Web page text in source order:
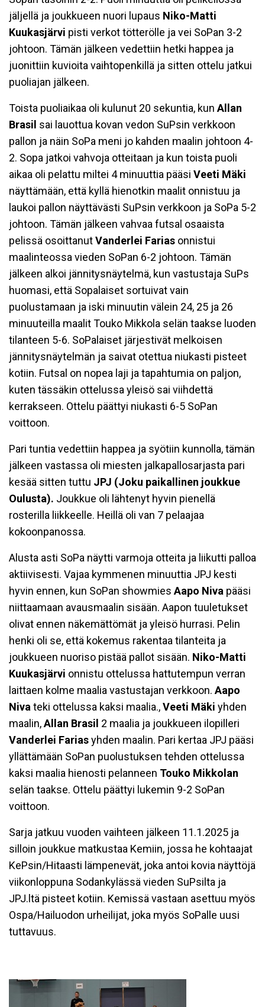
jäljellä ja joukkueen nuori lupaus Niko-Matti
Kuukasjärvi pisti verkot tötterölle ja vei SoPan 3-2
johtoon. Tämän jälkeen vedettiin hetki happea ja
juonittiin kuvioita vaihtopenkillä ja sitten ottelu jatkui
puoliajan jälkeen.
Toista puoliaikaa oli kulunut 20 sekuntia, kunAllan
Brasil sai lauottua kovan vedon SuPsin verkkoon
pallon ja näin SoPa meni jo kahden maalin johtoon 4-
2. Sopa jatkoi vahvoja otteitaan ja kun toista puoli
aikaa oli pelattu miltei 4 minuuttia pääsi Veeti Mäki
näyttämään, että kyllä hienotkin maalit onnistuu ja
laukoi pallon näyttävästi SuPsin verkkoon ja SoPa 5-2
johtoon. Tämän jälkeen vahvaa futsal osaaista
pelissä osoittanutVanderlei Farias onnistui
maalinteossa vieden SoPan 6-2 johtoon. Tämän
jälkeen alkoi jännitysnäytelmä, kun vastustaja SuPs
huomasi, että Sopalaiset sortuivat vain
puolustamaan ja iski minuutin välein 24, 25 ja 26
minuuteilla maalit Touko Mikkola selän taakse luoden
tilanteen 5-6. SoPalaiset järjestivät melkoisen
jännitysnäytelmän ja saivat otettua niukasti pisteet
kotiin. Futsal on nopea laji ja tapahtumia on paljon,
kuten tässäkin ottelussa yleisö sai viihdettä
kerrakseen. Ottelu päättyi niukasti 6-5 SoPan
voittoon.
Pari tuntia vedettiin happea ja syötiin kunnolla, tämän
jälkeen vastassa oli miesten jalkapallosarjasta pari
kesää sitten tuttu JPJ (Joku paikallinen joukkue
Oulusta). Joukkue oli lähtenyt hyvin pienellä
rosterilla liikkeelle. Heillä oli van 7 pelaajaa
kokoonpanossa.
Alusta asti SoPa näytti varmoja otteita ja liikutti palloa
aktiivisesti. Vajaa kymmenen minuuttia JPJ kesti
hyvin ennen, kun SoPan showmiesAapo Niva pääsi
niittaamaan avausmaalin sisään. Aapon tuuletukset
olivat ennen näkemättömät ja yleisö hurrasi. Pelin
henki oli se, että kokemus rakentaa tilanteita ja
joukkueen nuoriso pistää pallot sisään. Niko-Matti
Kuukasjärvi onnistu ottelussa hattutempun verran
laittaen kolme maalia vastustajan verkkoon.Aapo
Nivateki ottelussa kaksi maalia.,Veeti Mäki yhden
maalin,Allan Brasil 2 maalia ja joukkueen ilopilleri
Vanderlei Fariasyhden maalin. Pari kertaa JPJ pääsi
yllättämään SoPan puolustuksen tehden ottelussa
kaksi maalia hienosti pelanneen Touko Mikkolan
selän taakse. Ottelu päättyi lukemin 9-2 SoPan
voittoon.
Sarja jatkuu vuoden vaihteen jälkeen 11.1.2025 ja
silloin joukkue matkustaa Kemiin, jossa he kohtaajat
KePsin/Hitaasti lämpenevät, joka antoi kovia näyttöjä
viikonloppuna Sodankylässä vieden SuPsilta ja
JPJ.ltä pisteet kotiin. Kemissä vastaan asettuu myös
Ospa/Hailuodon urheilijat, joka myös SoPalle uusi
tuttavuus.